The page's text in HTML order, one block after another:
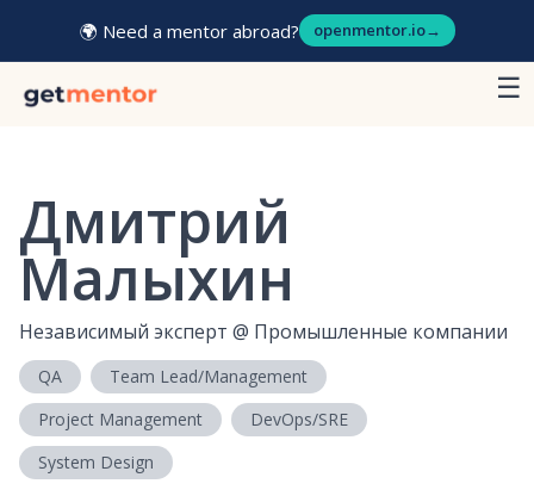
🌍 Need a mentor abroad? openmentor.io→
☰
Дмитрий
Малыхин
Независимый эксперт @ Промышленные компании
QA
Team Lead/Management
Project Management
DevOps/SRE
System Design